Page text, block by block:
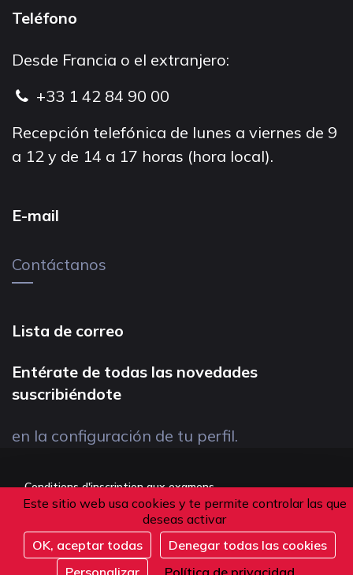
Este sitio web usa cookies y te permite controlar las que
deseas activar
OK, aceptar todas
Denegar todas las cookies
Personalizar
Política de privacidad
Teléfono
Desde Francia o el extranjero:
+33 1 42 84 90 00
Recepción telefónica de lunes a viernes de 9
a 12 y de 14 a 17 horas (hora local).
E-mail
Contáctanos
Lista de correo
Entérate de todas las novedades
suscribiéndote
en la configuración de tu perfil.
Conditions d'inscription aux examens
Politique de confidentialité
Conditions générales de vente
Suivez-nous